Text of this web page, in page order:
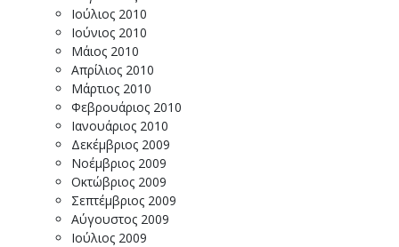
Ιούλιος 2010
Ιούνιος 2010
Μάιος 2010
Απρίλιος 2010
Μάρτιος 2010
Φεβρουάριος 2010
Ιανουάριος 2010
Δεκέμβριος 2009
Νοέμβριος 2009
Οκτώβριος 2009
Σεπτέμβριος 2009
Αύγουστος 2009
Ιούλιος 2009